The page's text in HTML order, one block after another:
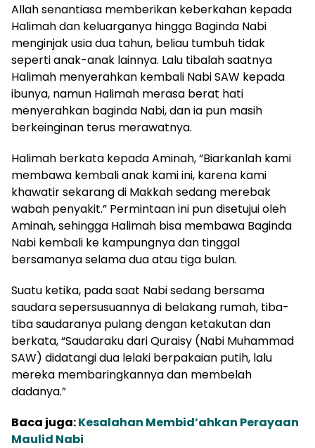
Allah senantiasa memberikan keberkahan kepada
Halimah dan keluarganya hingga Baginda Nabi
menginjak usia dua tahun, beliau tumbuh tidak
seperti anak-anak lainnya. Lalu tibalah saatnya
Halimah menyerahkan kembali Nabi SAW kepada
ibunya, namun Halimah merasa berat hati
menyerahkan baginda Nabi, dan ia pun masih
berkeinginan terus merawatnya.
Halimah berkata kepada Aminah, “Biarkanlah kami
membawa kembali anak kami ini, karena kami
khawatir sekarang di Makkah sedang merebak
wabah penyakit.” Permintaan ini pun disetujui oleh
Aminah, sehingga Halimah bisa membawa Baginda
Nabi kembali ke kampungnya dan tinggal
bersamanya selama dua atau tiga bulan.
Suatu ketika, pada saat Nabi sedang bersama
saudara sepersusuannya di belakang rumah, tiba-
tiba saudaranya pulang dengan ketakutan dan
berkata, “Saudaraku dari Quraisy (Nabi Muhammad
SAW) didatangi dua lelaki berpakaian putih, lalu
mereka membaringkannya dan membelah
dadanya.”
Baca juga:Kesalahan Membid’ahkan Perayaan
Maulid Nabi